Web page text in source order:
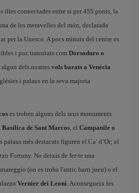
illes connectades entre si per 455 ponts, la
de les meravelles del món, declarada
per la Unesco. A pocs minuts del centre es
i poc transitats com Dorsoduro o
algun dels nostres vols barats a Venècia
i palaus en la seva majoria
es troben alguns dels seus monuments
Basílica de Sant Marcos, el Campanile o
palaus més destacats figuren el Ca’ d’Or; el
Fortuny. No deixis de fer-te una
(on es troba l'antic barri jueu) o el
Vernier dei Leoni. Aconsegueix les